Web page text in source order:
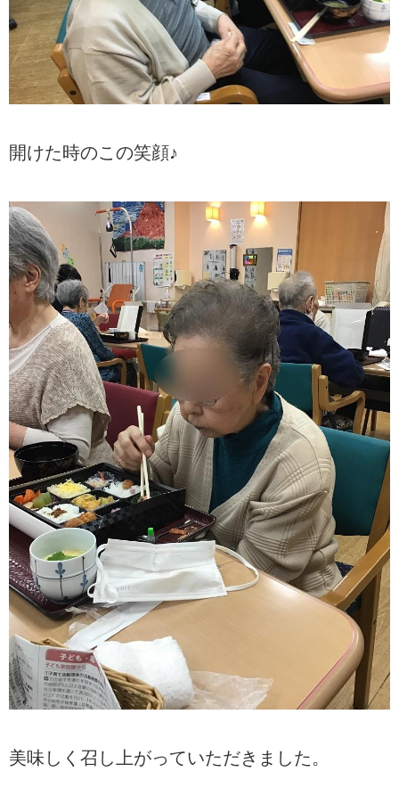
開けた時のこの笑顔♪
美味しく召し上がっていただきました。